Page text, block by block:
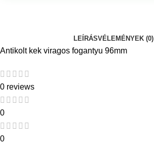
LEÍRÁSVÉLEMÉNYEK (0)
Antikolt kek viragos fogantyu 96mm
0 reviews
0
0